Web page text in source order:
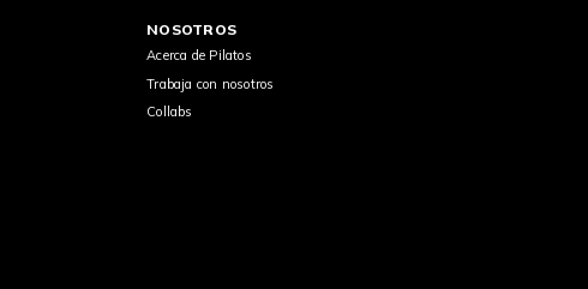
NOSOTROS
Acerca de Pilatos
Trabaja con nosotros
Collabs